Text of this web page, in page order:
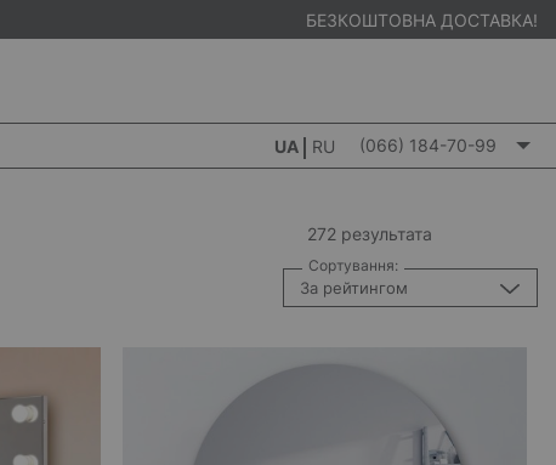
БЕЗКОШТОВНА ДОСТАВКА!
UA RU (066) 184-70-99
272 результата
Сортування:
За рейтингом